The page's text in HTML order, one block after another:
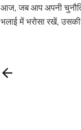
आज, जब आप अपनी
भलाई में भरोसा रखें,